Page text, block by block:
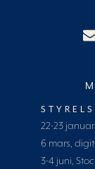
22-23
6 mars,
3-4 juni,